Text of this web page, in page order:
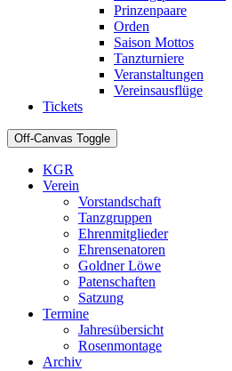
Prinzenpaare
Orden
Saison Mottos
Tanzturniere
Veranstaltungen
Vereinsausflüge
Tickets
Off-Canvas Toggle
KGR
Verein
Vorstandschaft
Tanzgruppen
Ehrenmitglieder
Ehrensenatoren
Goldner Löwe
Patenschaften
Satzung
Termine
Jahresübersicht
Rosenmontage
Archiv